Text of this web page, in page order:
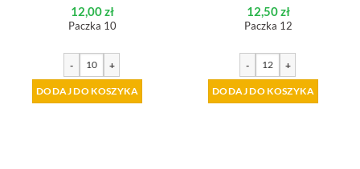
12,00zł
Paczka 10
- +
DODAJ DO KOSZYKA
12,50zł
Paczka 12
- +
DODAJ DO KOSZYKA